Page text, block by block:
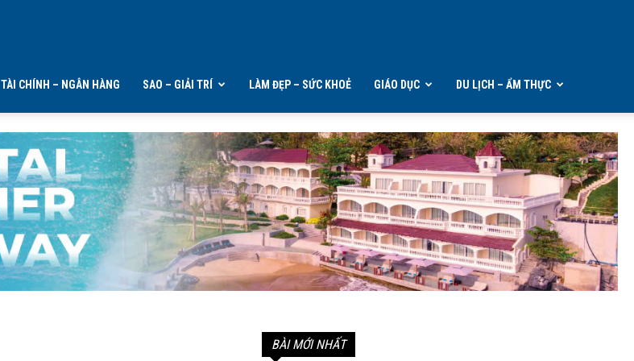
TÀI CHÍNH – NGÂN HÀNG SAO – GIẢI TRÍ LÀM ĐẸP – SỨC KHOẺ GIÁO DỤC DU LỊCH – ẨM THỰC
BÀI MỚI NHẤT